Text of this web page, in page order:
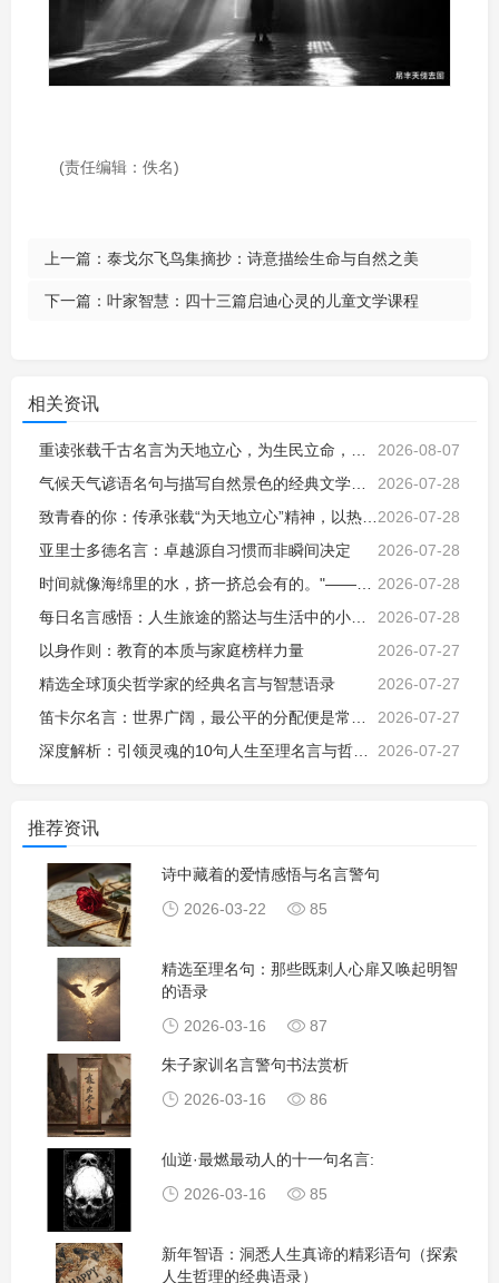
(责任编辑：佚名)
上一篇： 泰戈尔飞鸟集摘抄：诗意描绘生命与自然之美
下一篇： 叶家智慧：四十三篇启迪心灵的儿童文学课程
相关资讯
2026-08-07
2026-07-28
2026-07-28
2026-07-28
亚里士多德名言：卓越源自习惯而非瞬间决定
2026-07-28
2026-07-28
2026-07-27
以身作则：教育的本质与家庭榜样力量
2026-07-27
精选全球顶尖哲学家的经典名言与智慧语录
2026-07-27
2026-07-27
推荐资讯
诗中藏着的爱情感悟与名言警句
2026-03-22
85
精选至理名句：那些既刺人心扉又唤起明智
的语录
2026-03-16
87
朱子家训名言警句书法赏析
2026-03-16
86
仙逆·最燃最动人的十一句名言:
2026-03-16
85
新年智语：洞悉人生真谛的精彩语句（探索
人生哲理的经典语录）